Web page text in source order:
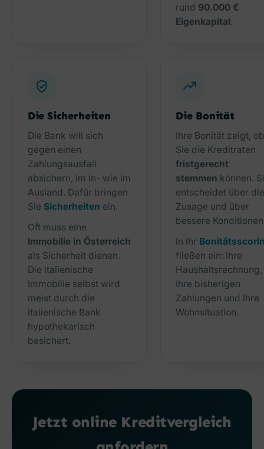
rund 90.000 €
Eigenkapital.
Die Sicherheiten
Die Bank will sich
gegen einen
Zahlungsausfall
absichern, im In- wie im
Ausland. Dafür bringen
Sie Sicherheiten ein.
Oft muss eine
Immobilie in Österreich
als Sicherheit dienen.
Die italienische
Immobilie selbst wird
meist durch die
italienische Bank
hypothekarisch
besichert.
Die Bonität
Ihre Bonität zeigt,
Sie die Kreditraten
fristgerecht
stemmen können.
entscheidet über
Zusage und über
bessere
In Ihr
fließen ein: Ihre
Haushaltsrechnung,
Ihre bisherigen
Zahlungen und Ihre
Wohnsituation.
Jetzt online Kreditvergleich